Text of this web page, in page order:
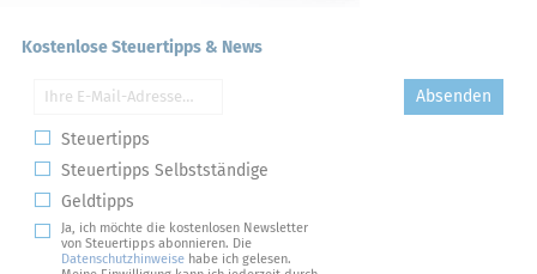
Kostenlose Steuertipps & News
Absenden
Steuertipps
Steuertipps Selbstständige
Geldtipps
Ja, ich möchte die kostenlosen Newsletter
von Steuertipps abonnieren. Die
Datenschutzhinweise habe ich gelesen.